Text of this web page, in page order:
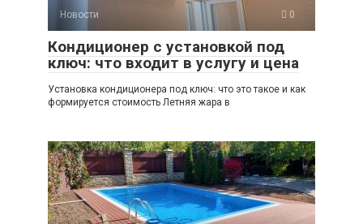
Новости 0
Кондиционер с установкой под
ключ: что входит в услугу и цена
Установка кондиционера под ключ: что это такое и как
формируется стоимость Летняя жара в